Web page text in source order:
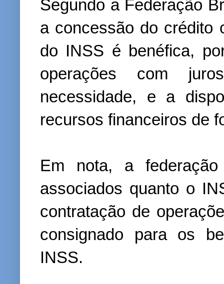
Segundo a Federação
a concessão do crédito
do INSS é benéfica,
operações com
necessidade, e a
recursos financeiros de
Em nota, a
associados quanto o
contratação de
consignado para os
INSS.